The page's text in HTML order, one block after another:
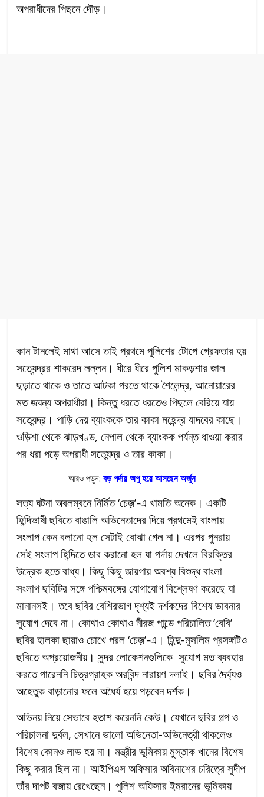
অপরাধীদের পিছনে দৌড়।
কান টানলেই মাথা আসে তাই প্রথমে পুলিশের টোপে গ্রেফতার হয়
সত্যেন্দ্রর শাকরেদ লল্লন। ধীরে ধীরে পুলিশ মাকড়শার জাল
ছড়াতে থাকে ও তাতে আটকা পরতে থাকে শৈলেন্দ্র, আনোয়ারের
মত জঘন্য অপরাধীরা। কিন্তু ধরতে ধরতেও পিছলে বেরিয়ে যায়
সত্যেন্দ্র। পাড়ি দেয় ব্যাংককে তার কাকা মহেন্দ্র যাদবের কাছে।
ওড়িশা থেকে ঝাড়খণ্ড, নেপাল থেকে ব্যাংকক পর্যন্ত ধাওয়া করার
পর ধরা পড়ে অপরাধী সত্যেন্দ্র ও তার কাকা।
আরও পড়ুন: বড় পর্দায় অপু হয়ে আসছেন অর্জুন
সত্য ঘটনা অবলম্বনে নির্মিত ‘চেজ়’-এ খামতি অনেক। একটি
হিন্দিভাষী ছবিতে বাঙালি অভিনেতাদের দিয়ে প্রথমেই বাংলায়
সংলাপ কেন বলানো হল সেটাই বোঝা গেল না। এরপর পুনরায়
সেই সংলাপ হিন্দিতে ডাব করানো হল যা পর্দায় দেখলে বিরক্তির
উদ্রেক হতে বাধ্য। কিছু কিছু জায়গায় অবশ্য বিশুদ্ধ বাংলা
সংলাপ ছবিটির সঙ্গে পশ্চিমবঙ্গের যোগাযোগ বিশ্লেষণ করেছে যা
মানানসই। তবে ছবির বেশিরভাগ দৃশ্যই দর্শকদের বিশেষ ভাবনার
সুযোগ দেবে না। কোথাও কোথাও নীরজ পান্ডে পরিচালিত ‘বেবি’
ছবির হালকা ছায়াও চোখে পরল ‘চেজ়’-এ। হিন্দু-মুসলিম প্রসঙ্গটিও
ছবিতে অপ্রয়োজনীয়। সুন্দর লোকেশনগুলিকে সুযোগ মত ব্যবহার
করতে পারেননি চিত্রগ্রাহক অরবিন্দ নারায়ণ দলাই। ছবির দৈর্ঘ্যও
অহেতুক বাড়ানোর ফলে অধৈর্য হয়ে পড়বেন দর্শক।
অভিনয় নিয়ে সেভাবে হতাশ করেননি কেউ। যেখানে ছবির গল্প ও
পরিচালনা দুর্বল, সেখানে ভালো অভিনেতা-অভিনেত্রী থাকলেও
বিশেষ কোনও লাভ হয় না। মন্ত্রীর ভূমিকায় মুস্তাক খানের বিশেষ
কিছু করার ছিল না। আইপিএস অফিসার অবিনাশের চরিত্রে সুদীপ
তাঁর দাপট বজায় রেখেছেন। পুলিশ অফিসার ইমরানের ভূমিকায়